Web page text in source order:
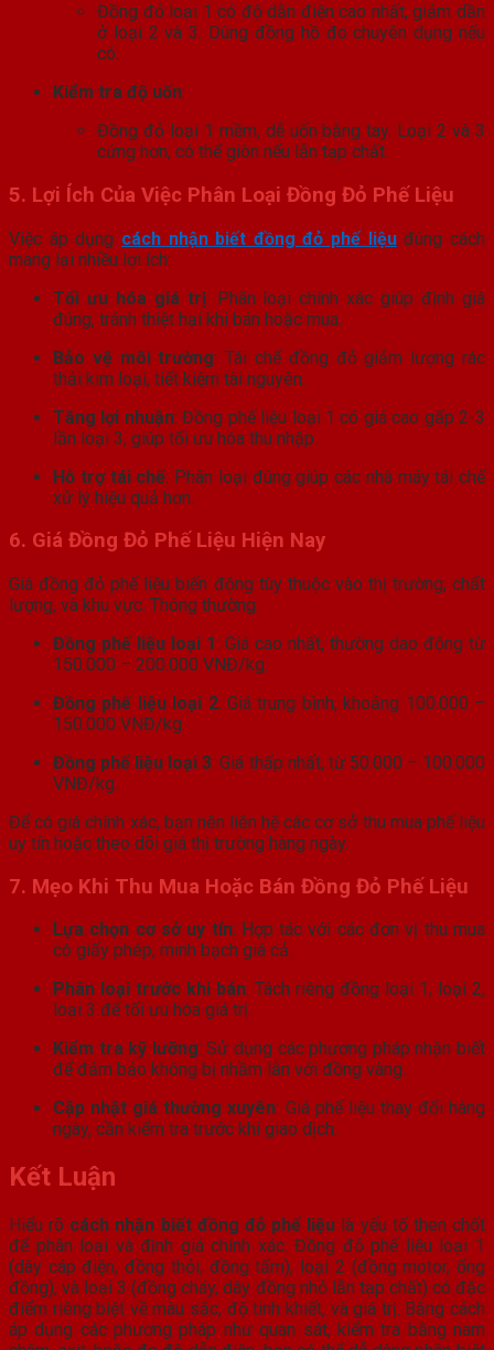
Đồng đỏ loại 1 có độ dẫn điện cao nhất, giảm dần
ở loại 2 và 3. Dùng đồng hồ đo chuyên dụng nếu
có.
Kiểm tra độ uốn:
Đồng đỏ loại 1 mềm, dễ uốn bằng tay. Loại 2 và 3
cứng hơn, có thể giòn nếu lẫn tạp chất.
5. Lợi Ích Của Việc Phân Loại Đồng Đỏ Phế Liệu
Việc áp dụng cách nhận biết đồng đỏ phế liệuđúng cách
mang lại nhiều lợi ích:
Tối ưu hóa giá trị: Phân loại chính xác giúp định giá
đúng, tránh thiệt hại khi bán hoặc mua.
Bảo vệ môi trường: Tái chế đồng đỏ giảm lượng rác
thải kim loại, tiết kiệm tài nguyên.
Tăng lợi nhuận: Đồng phế liệu loại 1 có giá cao gấp 2-3
lần loại 3, giúp tối ưu hóa thu nhập.
Hỗ trợ tái chế: Phân loại đúng giúp các nhà máy tái chế
xử lý hiệu quả hơn.
6. Giá Đồng Đỏ Phế Liệu Hiện Nay
Giá đồng đỏ phế liệu biến động tùy thuộc vào thị trường, chất
lượng, và khu vực. Thông thường:
Đồng phế liệu loại 1: Giá cao nhất, thường dao động từ
150.000 – 200.000 VNĐ/kg.
Đồng phế liệu loại 2: Giá trung bình, khoảng 100.000 –
150.000 VNĐ/kg.
Đồng phế liệu loại 3: Giá thấp nhất, từ 50.000 – 100.000
VNĐ/kg.
Để có giá chính xác, bạn nên liên hệ các cơ sở thu mua phế liệu
uy tín hoặc theo dõi giá thị trường hàng ngày.
7. Mẹo Khi Thu Mua Hoặc Bán Đồng Đỏ Phế Liệu
Lựa chọn cơ sở uy tín: Hợp tác với các đơn vị thu mua
có giấy phép, minh bạch giá cả.
Phân loại trước khi bán: Tách riêng đồng loại 1, loại 2,
loại 3 để tối ưu hóa giá trị.
Kiểm tra kỹ lưỡng: Sử dụng các phương pháp nhận biết
để đảm bảo không bị nhầm lẫn với đồng vàng.
Cập nhật giá thường xuyên: Giá phế liệu thay đổi hàng
ngày, cần kiểm tra trước khi giao dịch.
Kết Luận
Hiểu rõ cách nhận biết đồng đỏ phế liệu là yếu tố then chốt
để phân loại và định giá chính xác. Đồng đỏ phế liệu loại 1
(dây cáp điện, đồng thỏi, đồng tấm), loại 2 (đồng motor, ống
đồng), và loại 3 (đồng cháy, dây đồng nhỏ lẫn tạp chất) có đặc
điểm riêng biệt về màu sắc, độ tinh khiết, và giá trị. Bằng cách
áp dụng các phương pháp như quan sát, kiểm tra bằng nam